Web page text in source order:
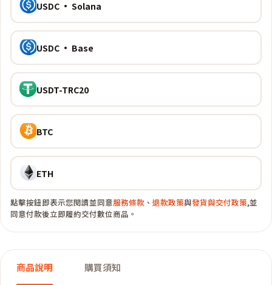
USDC · Solana
USDC · Base
USDT-TRC20
BTC
ETH
點擊按鈕即表示您閱讀並同意服務條款 、 退款政策與發貨與交付政策,並
同意付款後立即履約交付數位商品。
商品說明 購買須知